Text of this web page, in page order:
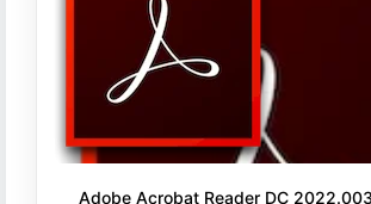
Adobe Acrobat Reader DC